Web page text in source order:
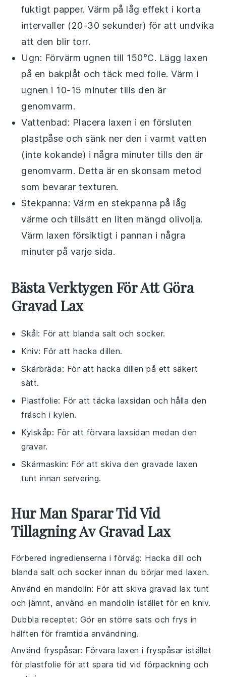
fuktigt papper. Värm på låg effekt i korta
intervaller (20-30 sekunder) för att undvika
att den blir torr.
Ugn: Förvärm ugnen till 150°C. Lägg laxen
på en bakplåt och täck med folie. Värm i
ugnen i 10-15 minuter tills den är
genomvarm.
Vattenbad: Placera laxen i en försluten
plastpåse och sänk ner den i varmt vatten
(inte kokande) i några minuter tills den är
genomvarm. Detta är en skonsam metod
som bevarar texturen.
Stekpanna: Värm en stekpanna på låg
värme och tillsätt en liten mängd olivolja.
Värm laxen försiktigt i pannan i några
minuter på varje sida.
Bästa Verktygen För Att Göra
Gravad Lax
Skål: För att blanda salt och socker.
Kniv: För att hacka dillen.
Skärbräda: För att hacka dillen på ett säkert
sätt.
Plastfolie: För att täcka laxsidan och hålla den
fräsch i kylen.
Kylskåp: För att förvara laxsidan medan den
gravar.
Skärmaskin: För att skiva den gravade laxen
tunt innan servering.
Hur Man Sparar Tid Vid
Tillagning Av Gravad Lax
Förbered ingredienserna i förväg: Hackadill och
blanda salt ochsocker innan du börjar med laxen.
Använd en mandolin: För att skivagravad lax tunt
och jämnt, använd en mandolin istället för en kniv.
Dubbla receptet: Gör en större sats och frys in
hälften för framtida användning.
Använd fryspåsar: Förvaralaxen i fryspåsar istället
för plastfolie för att spara tid vid förpackning och